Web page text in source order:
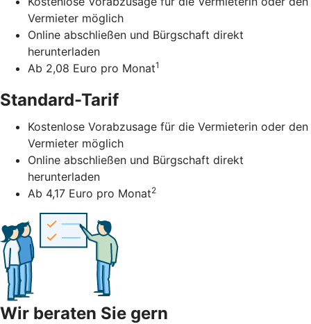
Vermieter möglich
Online abschließen und Bürgschaft direkt
herunterladen
Ab 2,08 Euro pro Monat1
Standard-Tarif
Kostenlose Vorabzusage für die Vermieterin oder den
Vermieter möglich
Online abschließen und Bürgschaft direkt
herunterladen
Ab 4,17 Euro pro Monat2
Wir beraten Sie gern